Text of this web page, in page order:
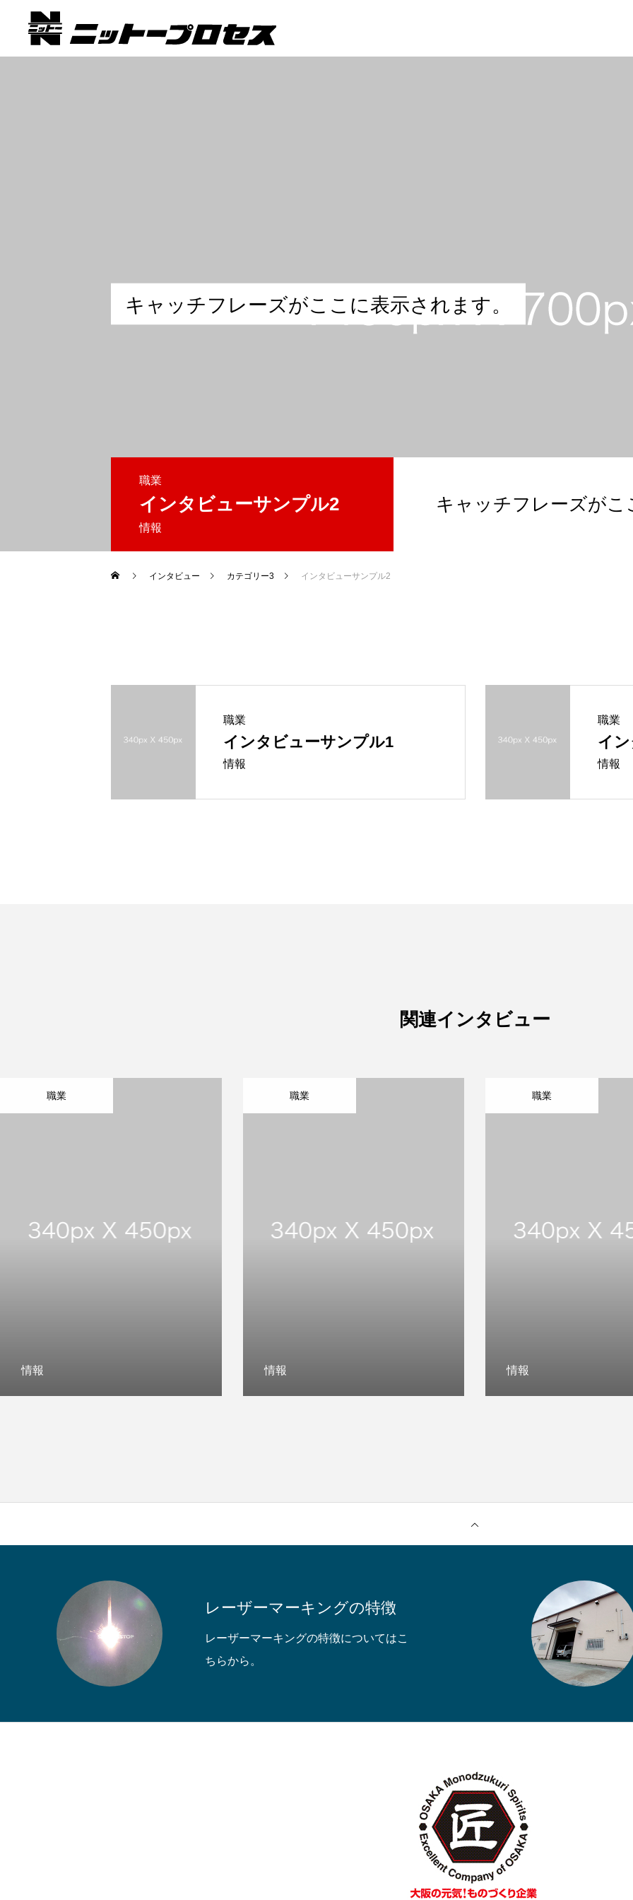
お問い合わせ
キ ャ ッチフ レーズがこ こ に表示さ れま す。
職業
インタビューサンプル2
情報
キャッチフレーズが
インタビュー カテゴリー3 インタビューサンプル2
職業
インタビューサンプル1
情報
職業
イ
情報
関連インタビュー
職業
情報
職業
情報
職業
情報
レーザーマーキングの特徴
レーザーマーキングの特徴についてはこ
ちらから。